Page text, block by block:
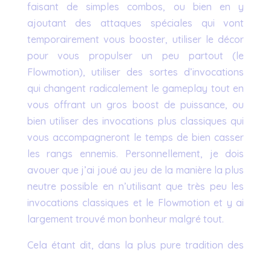
faisant de simples combos, ou bien en y
ajoutant des attaques spéciales qui vont
temporairement vous booster, utiliser le décor
pour vous propulser un peu partout (le
Flowmotion), utiliser des sortes d’invocations
qui changent radicalement le gameplay tout en
vous offrant un gros boost de puissance, ou
bien utiliser des invocations plus classiques qui
vous accompagneront le temps de bien casser
les rangs ennemis. Personnellement, je dois
avouer que j’ai joué au jeu de la manière la plus
neutre possible en n’utilisant que très peu les
invocations classiques et le Flowmotion et y ai
largement trouvé mon bonheur malgré tout.
Cela étant dit, dans la plus pure tradition des